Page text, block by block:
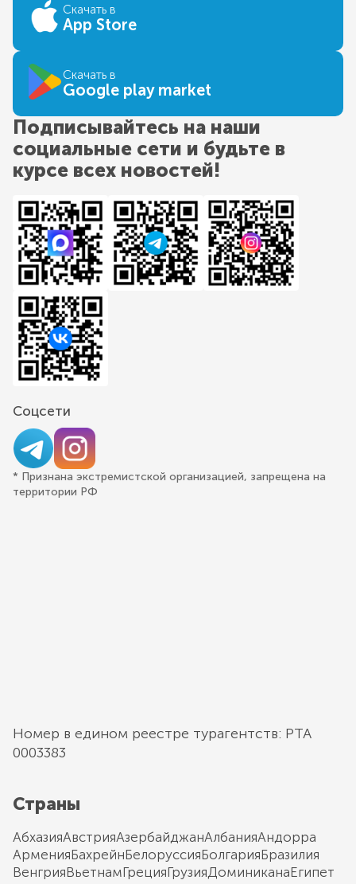
Скачать в
App Store
Скачать в
Google play market
Подписывайтесь на наши
социальные сети и будьте в
курсе всех новостей!
Соцсети
* Признана экстремистской организацией, запрещена на
территории РФ
Номер в едином реестре турагентств: РТА
0003383
Страны
АбхазияАвстрияАзербайджанАлбанияАндорра
АрменияБахрейнБелоруссияБолгарияБразилия
ВенгрияВьетнамГрецияГрузияДоминиканаЕгипет